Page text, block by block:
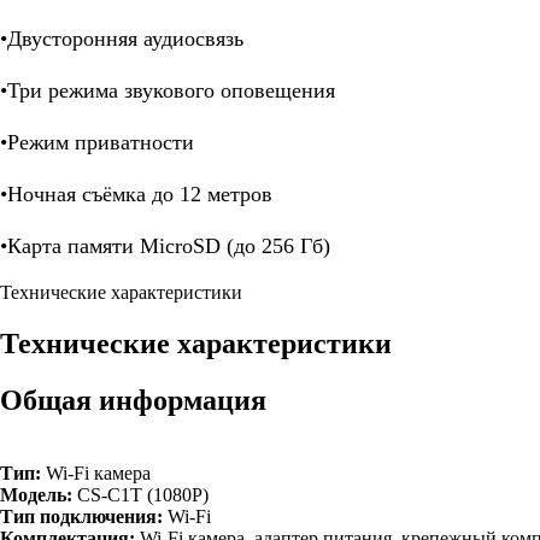
•Двусторонняя аудиосвязь
•Три режима звукового оповещения
•Режим приватности
•Ночная съёмка до 12 метров
•Карта памяти MicroSD (до 256 Гб)
Технические характеристики
Технические характеристики
Общая информация
Тип: Wi-Fi камера
Модель: CS-C1T (1080P)
Тип подключения: Wi-Fi